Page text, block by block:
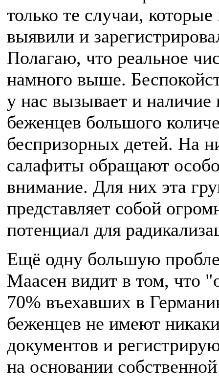
только те случаи,
выявили и
Полагаю, что реальное
намного выше.
у нас вызывает и наличие
беженцев большого
беспризорных детей. На
салафиты обращают
внимание. Для них эта
представляет собой
потенциал для
Ещё одну большую
Маасен видит в том, что
70% въехавших в
беженцев не имеют
документов и
на основании